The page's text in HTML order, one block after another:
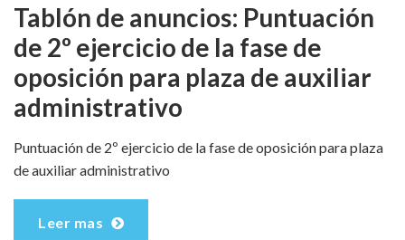
Tablón de anuncios: Puntuación
de 2º ejercicio de la fase de
oposición para plaza de auxiliar
administrativo
Puntuación de 2º ejercicio de la fase de oposición para plaza
de auxiliar administrativo
Leer mas